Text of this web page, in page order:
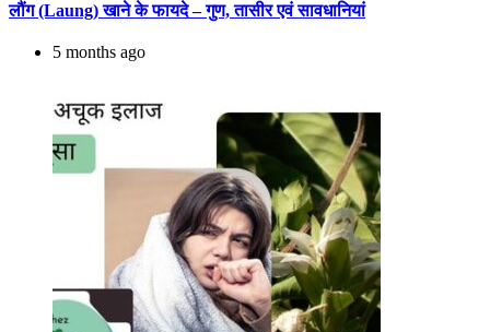
लौंग (Laung) खाने के फायदे – गुण, तासीर एवं सावधानियां
5 months ago